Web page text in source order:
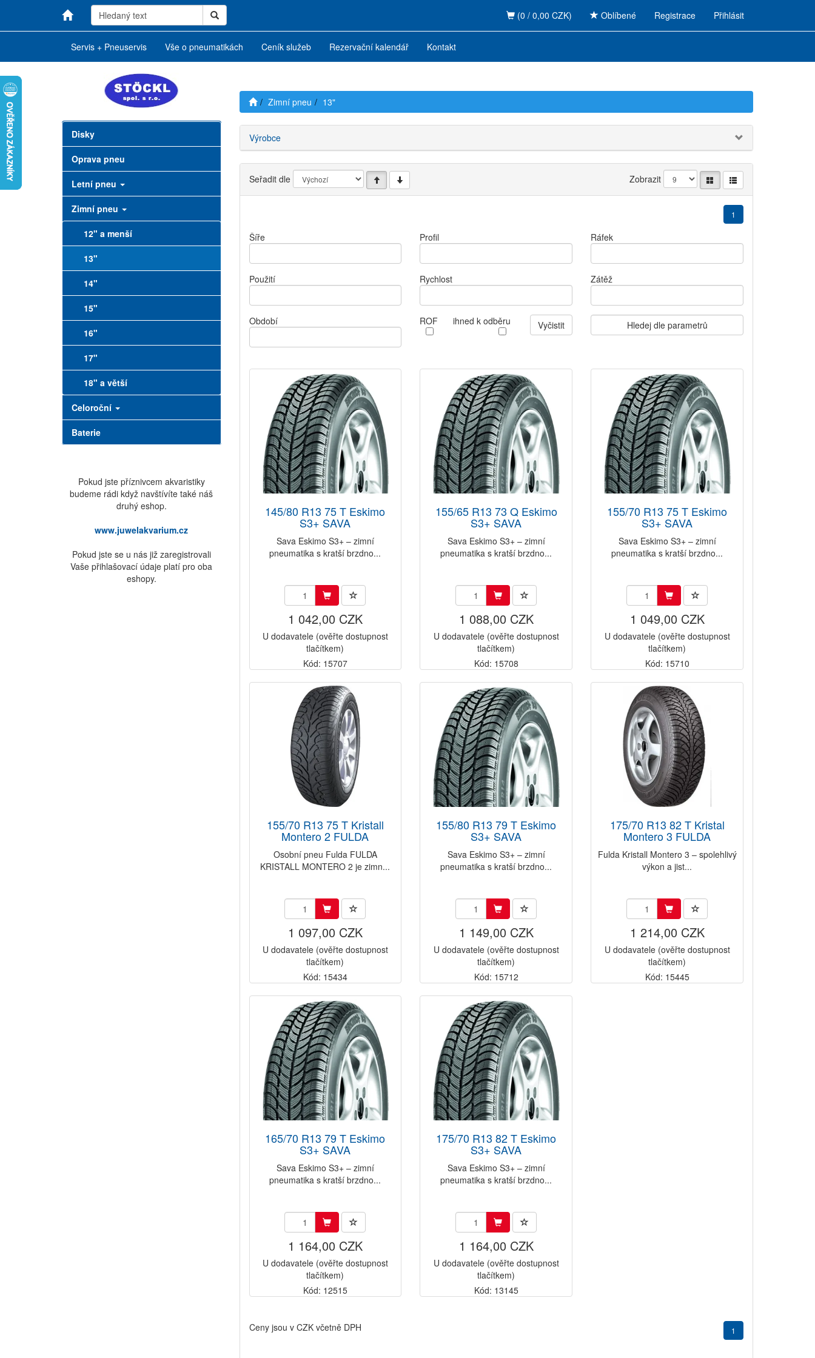
Registrace Přihlásit
(0 / 0,00 CZK) Oblíbené
Servis + Pneuservis Vše o pneumatikách Ceník služeb Rezervační kalendář Kontakt
Disky
Oprava pneu
Letní pneu
Zimní pneu
12" a menší
13"
14"
15"
16"
17"
18" a větší
Celoroční
Baterie
Pokud jste příznivcem akvaristiky
budeme rádi když navštívíte také náš
druhý eshop.
www.juwelakvarium.cz
Pokud jste se u nás již zaregistrovali
Vaše přihlašovací údaje platí pro oba
eshopy.
Zimní pneu 13"
Výrobce
Seřadit dle Zobrazit
1
Šíře Profil Ráfek
Použití Rychlost Zátěž
Období ROF ihned k odběru Vyčistit Hledej dle parametrů
145/80 R13 75 T Eskimo
S3+ SAVA
Sava Eskimo S3+ – zimní
pneumatika s kratší brzdno...
1 042,00 CZK
U dodavatele (ověřte dostupnost
tlačítkem)
Kód: 15707
155/65 R13 73 Q Eskimo
S3+ SAVA
Sava Eskimo S3+ – zimní
pneumatika s kratší brzdno...
1 088,00 CZK
U dodavatele (ověřte dostupnost
tlačítkem)
Kód: 15708
155/70 R13 75 T Eskimo
S3+ SAVA
Sava Eskimo S3+ – zimní
pneumatika s kratší brzdno...
1 049,00 CZK
U dodavatele (ověřte dostupnost
tlačítkem)
Kód: 15710
155/70 R13 75 T Kristall
Montero 2 FULDA
Osobní pneu Fulda FULDA
KRISTALL MONTERO 2 je zimn...
1 097,00 CZK
U dodavatele (ověřte dostupnost
tlačítkem)
Kód: 15434
155/80 R13 79 T Eskimo
S3+ SAVA
Sava Eskimo S3+ – zimní
pneumatika s kratší brzdno...
1 149,00 CZK
U dodavatele (ověřte dostupnost
tlačítkem)
Kód: 15712
175/70 R13 82 T Kristal
Montero 3 FULDA
Fulda Kristall Montero 3 – spolehlivý
výkon a jist...
1 214,00 CZK
U dodavatele (ověřte dostupnost
tlačítkem)
Kód: 15445
165/70 R13 79 T Eskimo
S3+ SAVA
Sava Eskimo S3+ – zimní
pneumatika s kratší brzdno...
1 164,00 CZK
U dodavatele (ověřte dostupnost
tlačítkem)
Kód: 12515
175/70 R13 82 T Eskimo
S3+ SAVA
Sava Eskimo S3+ – zimní
pneumatika s kratší brzdno...
1 164,00 CZK
U dodavatele (ověřte dostupnost
tlačítkem)
Kód: 13145
Ceny jsou v CZK včetně DPH 1